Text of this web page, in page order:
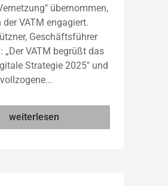
übernommen,
der VATM engagiert.
Geschäftsführer
„Der VATM begrüßt das
Strategie 2025" und
weiterlesen